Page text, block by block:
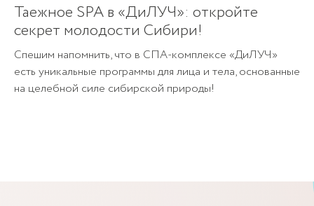
Таежное SPA в «ДиЛУЧ»: откройте
секрет молодости Сибири!
Спешим напомнить, что в СПА-комплексе «ДиЛУЧ»
есть уникальные программы для лица и тела, основанные
на целебной силе сибирской природы!